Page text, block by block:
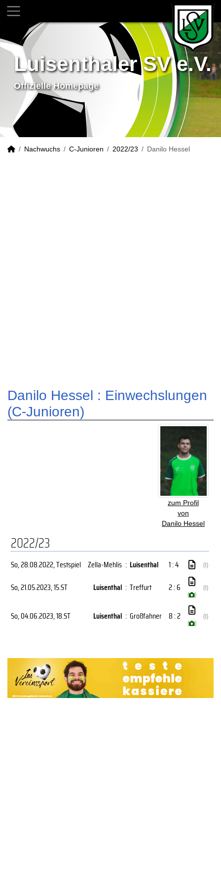
Luisenthaler SV e.V.
Offizielle Homepage
Nachwuchs C-Junioren 2022/23 Danilo Hessel
Danilo Hessel : Einwechslungen
(C-Junioren)
zum Profil
von
Danilo Hessel
2022/23
So, 28.08.2022, Testspiel Zella-Mehlis : Luisenthal 1 : 4 (1)
So, 21.05.2023, 15.ST Luisenthal : Treffurt 2 : 6
( )
(1)
So, 04.06.2023, 18.ST Luisenthal : Großfahner 8 : 2
( )
(1)